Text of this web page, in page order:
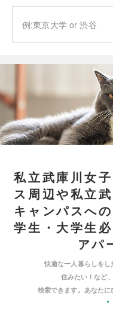
私立武庫川女
ス周辺や私立
キャンパスへ
学生・大学生
アパ
快適な一人暮らしを
住みたい！など
検索できます。あなたに